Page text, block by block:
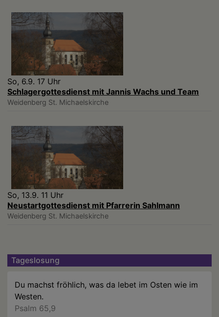
So, 6.9. 17 Uhr
Schlagergottesdienst mit Jannis Wachs und Team
Weidenberg St. Michaelskirche
So, 13.9. 11 Uhr
Neustartgottesdienst mit Pfarrerin Sahlmann
Weidenberg St. Michaelskirche
Tageslosung
Du machst fröhlich, was da lebet im Osten wie im
Westen.
Psalm 65,9